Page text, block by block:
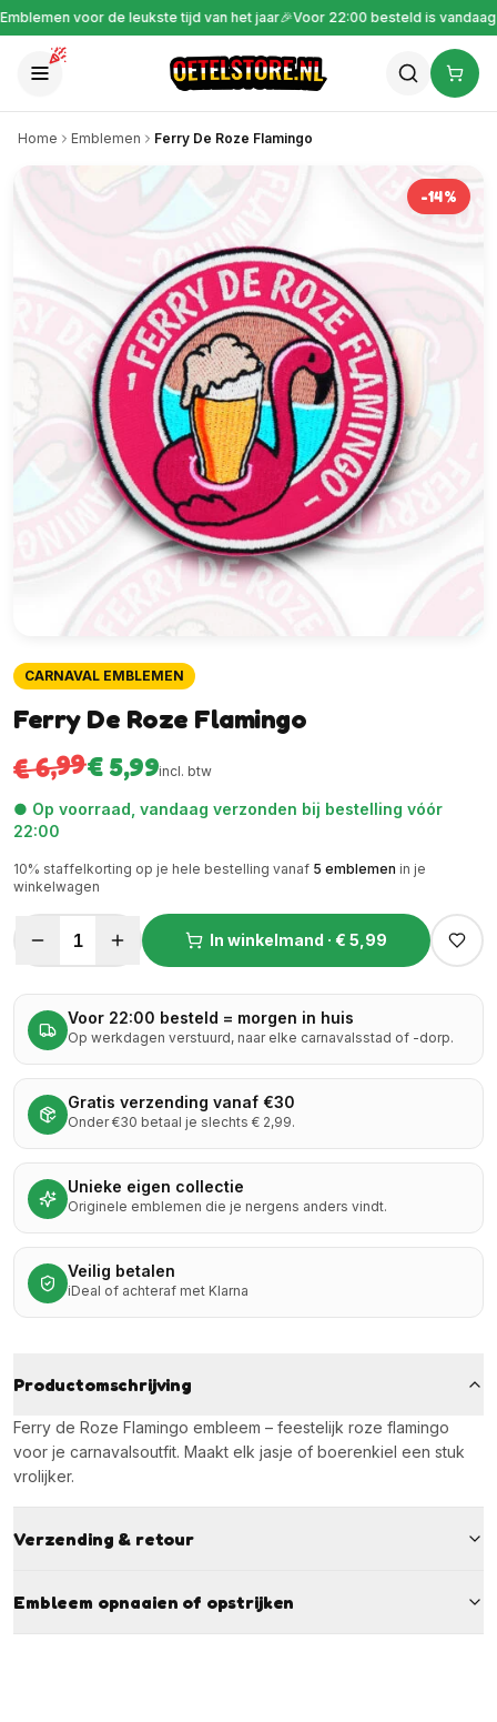
Gratis verzending vanaf €30🎉Emblemen voor de leukste tijd van het jaar
Home Emblemen Ferry De Roze Flamingo
-14%
CARNAVAL EMBLEMEN
Ferry De Roze Flamingo
€ 6,99€ 5,99incl. btw
● Op voorraad, vandaag verzonden bij bestelling vóór
22:00
10% staffelkorting op je hele bestelling vanaf 5 emblemen in je
winkelwagen
1 In winkelmand · € 5,99
Voor 22:00 besteld = morgen in huis
Op werkdagen verstuurd, naar elke carnavalsstad of -dorp.
Gratis verzending vanaf €30
Onder €30 betaal je slechts € 2,99.
Unieke eigen collectie
Originele emblemen die je nergens anders vindt.
Veilig betalen
iDeal of achteraf met Klarna
Productomschrijving
Ferry de Roze Flamingo embleem – feestelijk roze flamingo
voor je carnavalsoutfit. Maakt elk jasje of boerenkiel een stuk
vrolijker.
Verzending & retour
Embleem opnaaien of opstrijken